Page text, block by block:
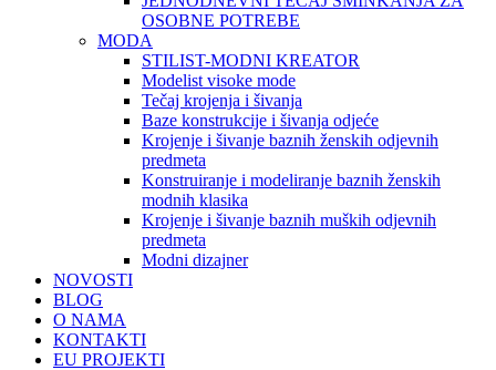
OSOBNE POTREBE
MODA
STILIST-MODNI KREATOR
Modelist visoke mode
Tečaj krojenja i šivanja
Baze konstrukcije i šivanja odjeće
Krojenje i šivanje baznih ženskih odjevnih
predmeta
Konstruiranje i modeliranje baznih ženskih
modnih klasika
Krojenje i šivanje baznih muških odjevnih
predmeta
Modni dizajner
NOVOSTI
BLOG
O NAMA
KONTAKTI
EU PROJEKTI